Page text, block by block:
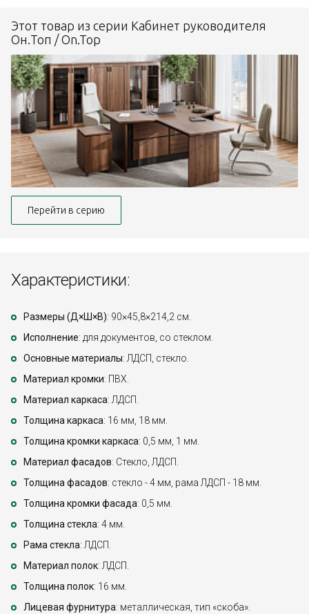
Этот товар из серии Кабинет руководителя
Он.Топ / On.Top
Перейти в серию
Характеристики:
Размеры (Д×Ш×В): 90×45,8×214,2 см.
Исполнение: для документов, со стеклом.
Основные материалы: ЛДСП, стекло.
Материал кромки: ПВХ.
Материал каркаса: ЛДСП.
Толщина каркаса: 16 мм, 18 мм.
Толщина кромки каркаса: 0,5 мм, 1 мм.
Материал фасадов: Стекло, ЛДСП.
Толщина фасадов: стекло - 4 мм, рама ЛДСП - 18 мм.
Толщина кромки фасада: 0,5 мм.
Толщина стекла: 4 мм.
Рама стекла: ЛДСП.
Материал полок: ЛДСП.
Толщина полок: 16 мм.
Лицевая фурнитура: металлическая, тип «скоба».